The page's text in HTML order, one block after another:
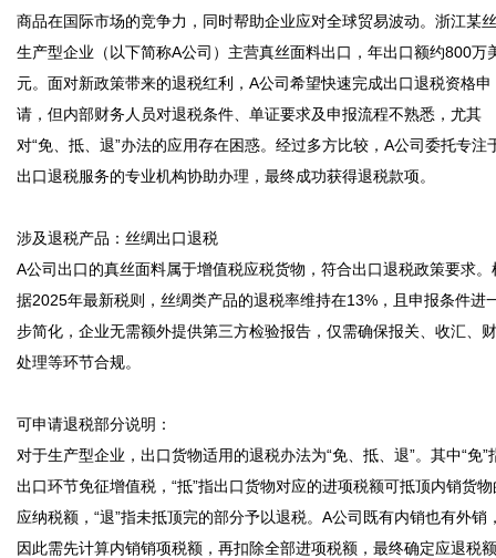
商品在国际市场的竞争力，同时帮助企业应对全球贸易波动。浙江某
生产型企业（以下简称A公司）主营真丝面料出口，年出口额约800万
元。面对新政策带来的退税红利，A公司希望快速完成出口退税资格申
请，但内部财务人员对退税条件、单证要求及申报流程不熟悉，尤其
对“免、抵、退”办法的应用存在困惑。经过多方比较，A公司委托专注
出口退税服务的专业机构协助办理，最终成功获得退税款项。
涉及退税产品：丝绸出口退税
A公司出口的真丝面料属于增值税应税货物，符合出口退税政策要求。
据2025年最新税则，丝绸类产品的退税率维持在13%，且申报条件进
步简化，企业无需额外提供第三方检验报告，仅需确保报关、收汇、
处理等环节合规。
可申请退税部分说明：
对于生产型企业，出口货物适用的退税办法为“免、抵、退”。其中“免”
出口环节免征增值税，“抵”指出口货物对应的进项税额可抵顶内销货物
应纳税额，“退”指未抵顶完的部分予以退税。A公司既有内销也有外销
因此需先计算内销销项税额，再扣除全部进项税额，最终确定应退税